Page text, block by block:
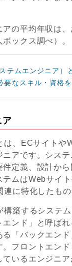
アの平均年収は
ックス調べ）。
テムエンジニア）
要なスキル・資格
ア
は、ECサイトや
ニアです。シス
件定義、設計か
テムはWebサイ
連に特化したもの
構築するシステ
ンド」と呼ば
る「バックエン
。フロントエン
ているエンジニ